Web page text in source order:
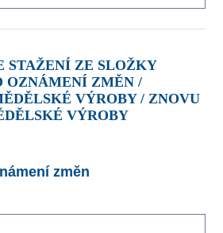
OZNÁMENÍ ZMĚN /
VÝROBY / ZNOVU
VÝROBY
změn